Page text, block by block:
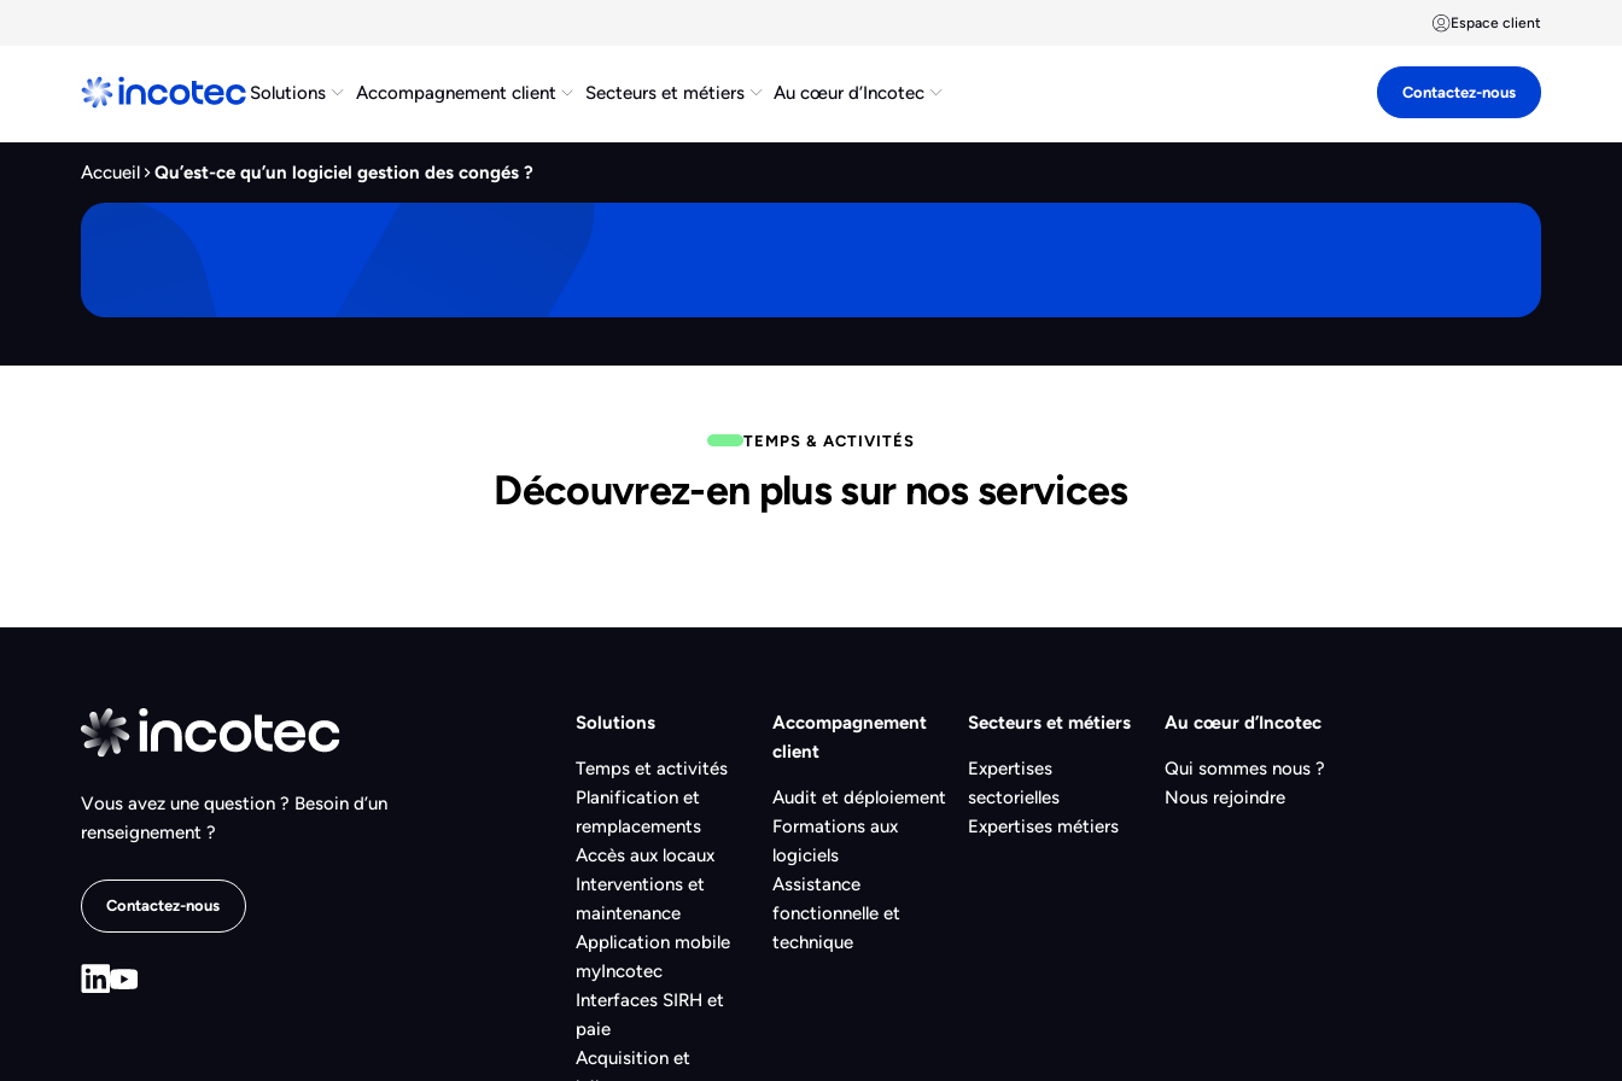
Espace client
Solutions Accompagnement client Secteurs et métiers Au cœur d’Incotec Contactez-nous
Accueil Qu’est-ce qu’un logiciel gestion des congés ?
TEMPS & ACTIVITÉS
Découvrez-en plus sur nos services
Vous avez une question ? Besoin d’un
renseignement ?
Contactez-nous
Solutions
Temps et activités
Planification et
remplacements
Accès aux locaux
Interventions et
maintenance
Application mobile
myIncotec
Interfaces SIRH et
paie
Acquisition et
Accompagnement
client
Audit et déploiement
Formations aux
logiciels
Assistance
fonctionnelle et
technique
Secteurs et métiers
Expertises
sectorielles
Expertises métiers
Au cœur d’Incotec
Qui sommes nous ?
Nous rejoindre